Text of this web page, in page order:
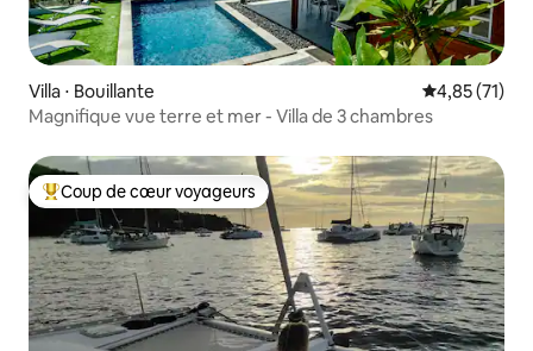
Villa ⋅ Bouillante Évaluation
4,85 (71)
Magnifique vue terre et mer - Villa de 3 chambres
Coups de cœur voyageurs les plus appréciés
Coup de cœur voyageurs